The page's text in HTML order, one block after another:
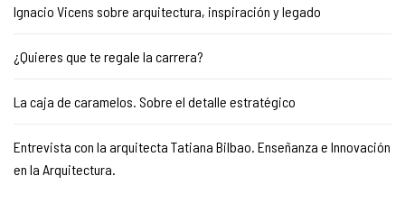
Ignacio Vicens sobre arquitectura, inspiración y legado
¿Quieres que te regale la carrera?
La caja de caramelos. Sobre el detalle estratégico
Entrevista con la arquitecta Tatiana Bilbao. Enseñanza e Innovación
en la Arquitectura.